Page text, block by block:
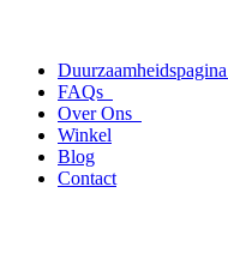
Duurzaamheidspagina
FAQs
Over Ons
Winkel
Blog
Contact